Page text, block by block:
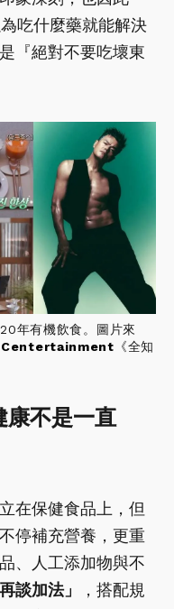
吃什麼藥就能解決
『絕對不要吃壞東
年有機飲食。圖片來
《全知
康不是一直
在保健食品上，但
停補充營養，更重
、人工添加物與不
談加法」
，搭配規